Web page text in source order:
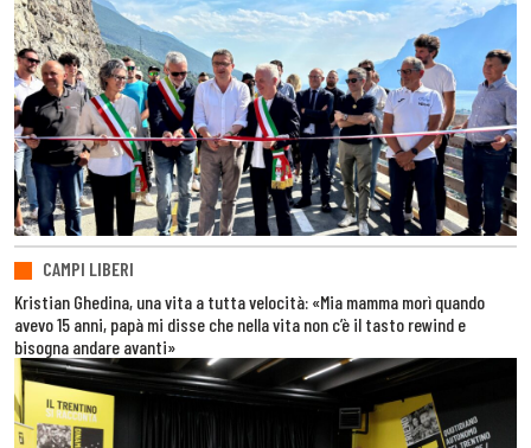
CAMPI LIBERI
Kristian Ghedina, una vita a tutta velocità: «Mia mamma morì quando
avevo 15 anni, papà mi disse che nella vita non c’è il tasto rewind e
bisogna andare avanti»